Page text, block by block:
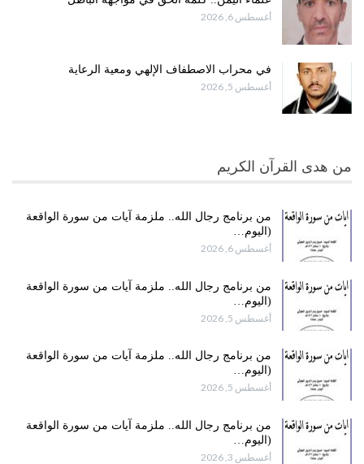
أغسطس 6, 2026
في محراب الاصطفاف الإلهي ومعية الرعاية
أغسطس 5, 2026
من هدى القرآن الكريم
من برنامج رجال الله.. ملزمة آيات من سورة الواقعة
(اليوم…
أغسطس 6, 2026
من برنامج رجال الله.. ملزمة آيات من سورة الواقعة
(اليوم…
أغسطس 5, 2026
من برنامج رجال الله.. ملزمة آيات من سورة الواقعة
(اليوم…
أغسطس 5, 2026
من برنامج رجال الله.. ملزمة آيات من سورة الواقعة
(اليوم…
أغسطس 3, 2026